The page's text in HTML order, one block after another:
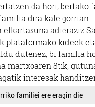
da hori, bertako
dira kale gorrian
elkartasuna adieraziz
plataformako kideek
dutenez, bi familia
martxoaren 8tik,
interesak
familiei ere eragin die